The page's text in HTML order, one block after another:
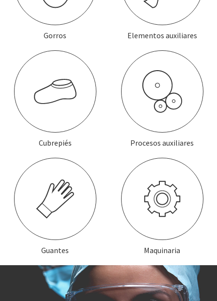
Gorros
Cubrepiés
Guantes
Elementos auxiliares
Procesos auxiliares
Maquinaria